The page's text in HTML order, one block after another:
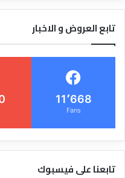
تابع العروض و الاخبار
11٬668
Fans
تابعنا على فيسبوك